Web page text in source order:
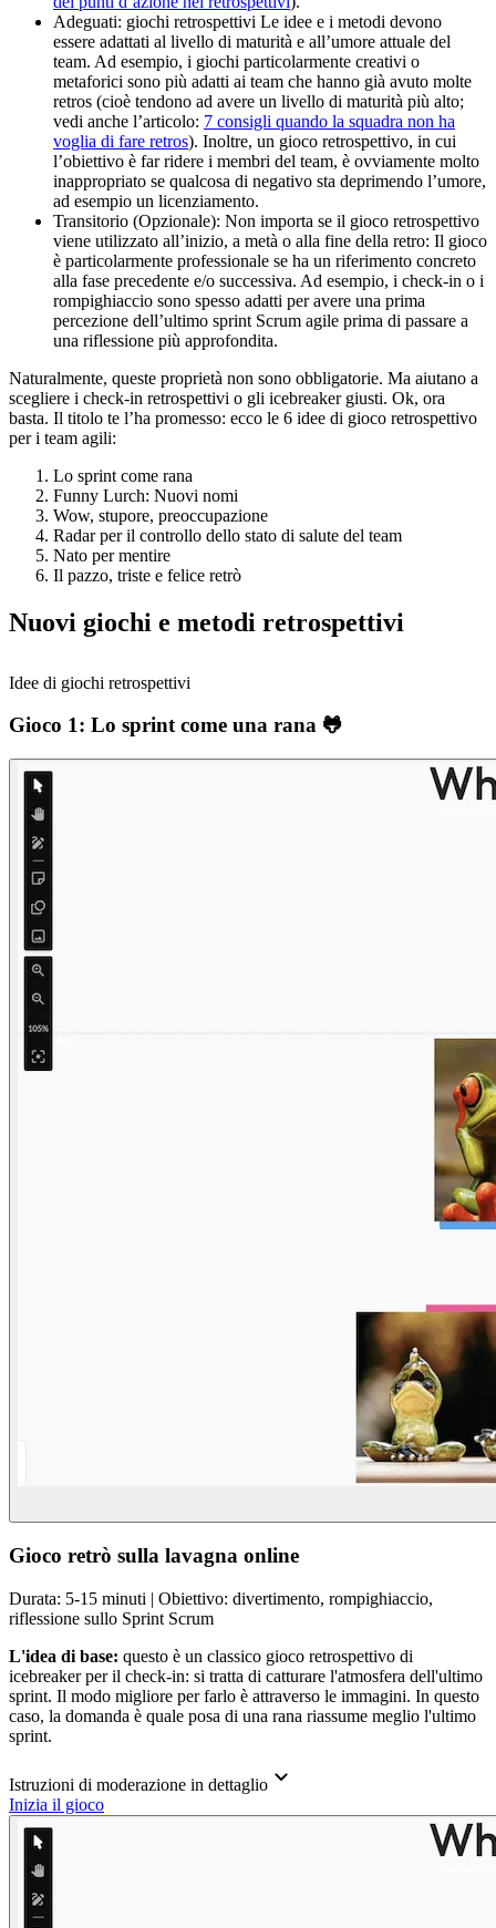
Adeguati: giochi retrospettivi Le idee e i metodi devono
essere adattati al livello di maturità e all’umore attuale del
team. Ad esempio, i giochi particolarmente creativi o
metaforici sono più adatti ai team che hanno già avuto molte
retros (cioè tendono ad avere un livello di maturità più alto;
vedi anche l’articolo: 7 consigli quando la squadra non ha
voglia di fare retros). Inoltre, un gioco retrospettivo, in cui
l’obiettivo è far ridere i membri del team, è ovviamente molto
inappropriato se qualcosa di negativo sta deprimendo l’umore,
ad esempio un licenziamento.
Transitorio (Opzionale): Non importa se il gioco retrospettivo
viene utilizzato all’inizio, a metà o alla fine della retro: Il gioco
è particolarmente professionale se ha un riferimento concreto
alla fase precedente e/o successiva. Ad esempio, i check-in o i
rompighiaccio sono spesso adatti per avere una prima
percezione dell’ultimo sprint Scrum agile prima di passare a
una riflessione più approfondita.
Naturalmente, queste proprietà non sono obbligatorie. Ma aiutano a
scegliere i check-in retrospettivi o gli icebreaker giusti. Ok, ora
basta. Il titolo te l’ha promesso: ecco le 6 idee di gioco retrospettivo
per i team agili:
Lo sprint come rana
Funny Lurch: Nuovi nomi
Wow, stupore, preoccupazione
Radar per il controllo dello stato di salute del team
Nato per mentire
Il pazzo, triste e felice retrò
Nuovi giochi e metodi retrospettivi
Idee di giochi retrospettivi
Gioco 1: Lo sprint come una rana 🐸
Gioco retrò sulla lavagna online
Durata: 5-15 minuti | Obiettivo: divertimento, rompighiaccio,
riflessione sullo Sprint Scrum
L'idea di base: questo è un classico gioco retrospettivo di
icebreaker per il check-in: si tratta di catturare l'atmosfera dell'ultimo
sprint. Il modo migliore per farlo è attraverso le immagini. In questo
caso, la domanda è quale posa di una rana riassume meglio l'ultimo
sprint.
Istruzioni di moderazione in dettaglio
Inizia il gioco